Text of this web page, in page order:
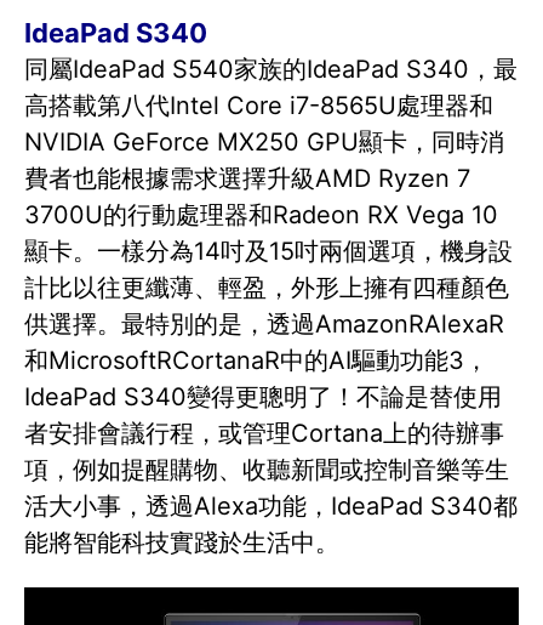
IdeaPad S340
同屬IdeaPad S540家族的IdeaPad S340，最
高搭載第八代Intel Core i7-8565U處理器和
NVIDIA GeForce MX250 GPU顯卡，同時消
費者也能根據需求選擇升級AMD Ryzen 7
3700U的行動處理器和Radeon RX Vega 10
顯卡。一樣分為14吋及15吋兩個選項，機身設
計比以往更纖薄、輕盈，外形上擁有四種顏色
供選擇。最特別的是，透過AmazonRAlexaR
和MicrosoftRCortanaR中的AI驅動功能3，
IdeaPad S340變得更聰明了！不論是替使用
者安排會議行程，或管理Cortana上的待辦事
項，例如提醒購物、收聽新聞或控制音樂等生
活大小事，透過Alexa功能，IdeaPad S340都
能將智能科技實踐於生活中。